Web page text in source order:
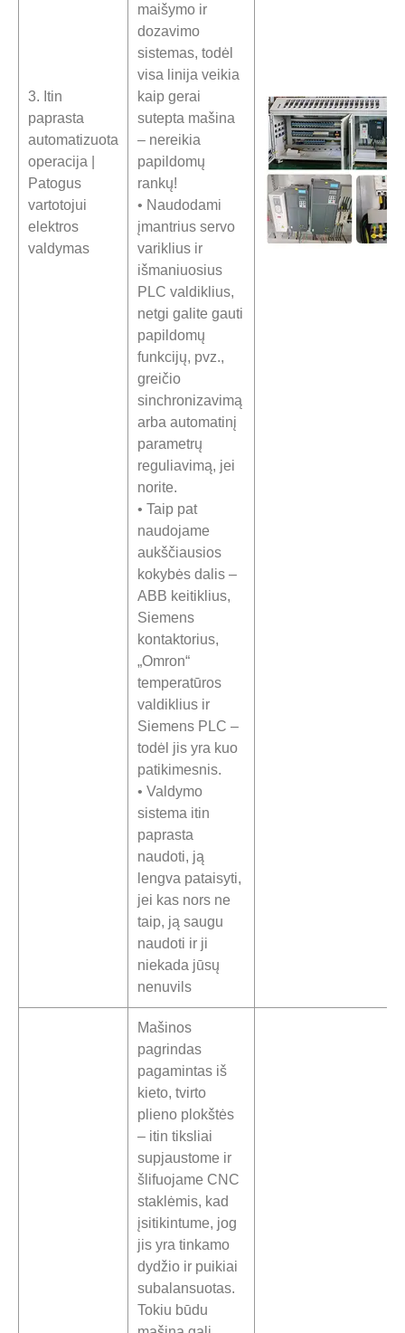
3. Itin
paprasta
automatizuota
operacija |
Patogus
vartotojui
elektros
valdymas
maišymo ir
dozavimo
sistemas, todėl
visa linija veikia
kaip gerai
sutepta mašina
– nereikia
papildomų
rankų!
• Naudodami
įmantrius servo
variklius ir
išmaniuosius
PLC valdiklius,
netgi galite gauti
papildomų
funkcijų, pvz.,
greičio
sinchronizavimą
arba automatinį
parametrų
reguliavimą, jei
norite.
• Taip pat
naudojame
aukščiausios
kokybės dalis –
ABB keitiklius,
Siemens
kontaktorius,
„Omron“
temperatūros
valdiklius ir
Siemens PLC –
todėl jis yra kuo
patikimesnis.
• Valdymo
sistema itin
paprasta
naudoti, ją
lengva pataisyti,
jei kas nors ne
taip, ją saugu
naudoti ir ji
niekada jūsų
nenuvils
Mašinos
pagrindas
pagamintas iš
kieto, tvirto
plieno plokštės
– itin tiksliai
supjaustome ir
šlifuojame CNC
staklėmis, kad
įsitikintume, jog
jis yra tinkamo
dydžio ir puikiai
subalansuotas.
Tokiu būdu